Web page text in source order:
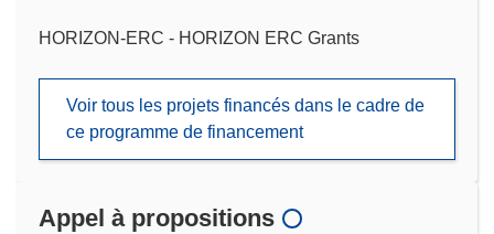
HORIZON-ERC - HORIZON ERC Grants
Voir tous les projets financés dans le cadre de
ce programme de financement
Appel à propositions